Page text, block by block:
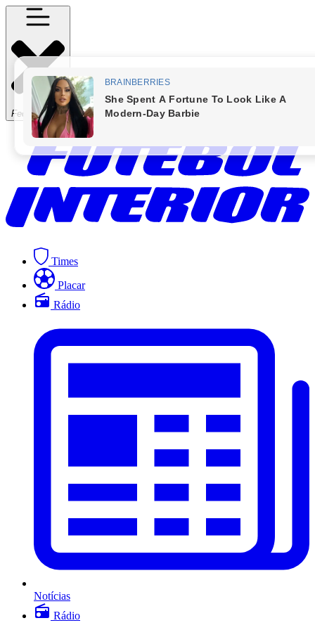
Fechar Menu
Times
Placar
Rádio
Notícias
Rádio